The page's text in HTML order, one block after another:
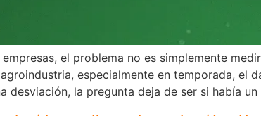
empresas, el problema no es simplemente
especialmente en temporada, el
desviación, la pregunta deja de ser si había